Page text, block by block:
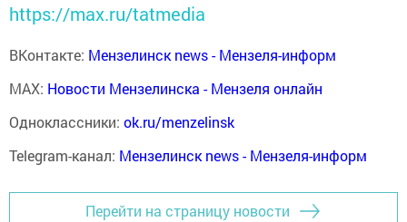
https://max.ru/tatmedia
ВКонтакте: Мензелинск news - Мензеля-информ
MAX: Новости Мензелинска - Мензеля онлайн
Одноклассники: ok.ru/menzelinsk
Telegram-канал: Мензелинск news - Мензеля-информ
Перейти на страницу новости